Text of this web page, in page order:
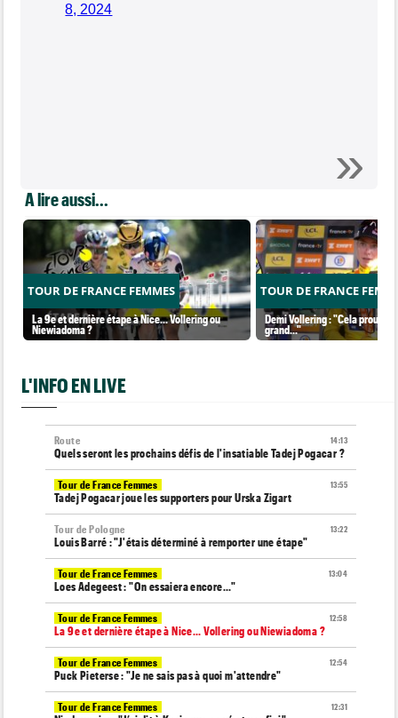
8, 2024
A lire aussi...
TOUR DE FRANCE FEMMES
La 9e et dernière étape à Nice... Vollering ou
Niewiadoma ?
TOUR DE FRANCE
Demi Vollering : "Cela prouve
grand..."
L'INFO EN LIVE
14:13
Route
Quels seront les prochains défis de l'insatiable Tadej Pogacar ?
13:55
Tour de France Femmes
Tadej Pogacar joue les supporters pour Urska Zigart
13:22
Tour de Pologne
Louis Barré : "J'étais déterminé à remporter une étape"
13:04
Tour de France Femmes
Loes Adegeest : "On essaiera encore..."
12:58
Tour de France Femmes
La 9e et dernière étape à Nice... Vollering ou Niewiadoma ?
12:54
Tour de France Femmes
Puck Pieterse : "Je ne sais pas à quoi m'attendre"
12:31
Tour de France Femmes